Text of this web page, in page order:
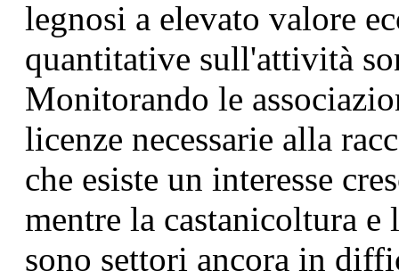
legnosi a elevato valore
quantitative sull'attività
Monitorando le
licenze necessarie alla
che esiste un interesse
mentre la castanicoltura e
sono settori ancora in